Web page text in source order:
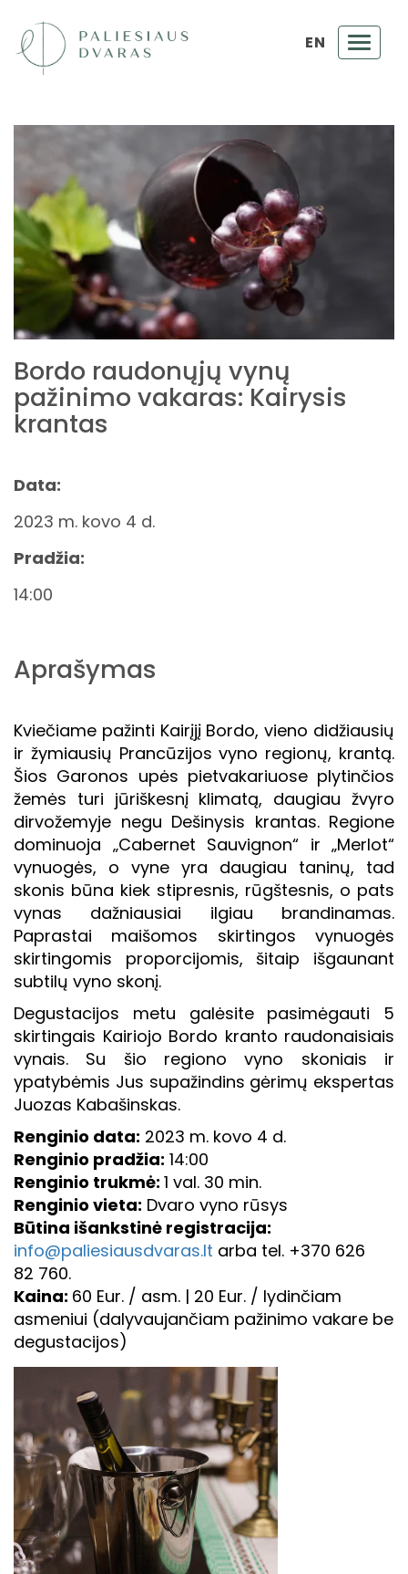
EN
Bordo raudonųjų vynų
pažinimo vakaras: Kairysis
krantas
Data:
2023 m. kovo 4 d.
Pradžia:
14:00
Aprašymas
Kviečiame pažinti Kairįjį Bordo, vieno didžiausių
ir žymiausių Prancūzijos vyno regionų, krantą.
Šios Garonos upės pietvakariuose plytinčios
žemės turi jūriškesnį klimatą, daugiau žvyro
dirvožemyje negu Dešinysis krantas. Regione
dominuoja „Cabernet Sauvignon“ ir „Merlot“
vynuogės, o vyne yra daugiau taninų, tad
skonis būna kiek stipresnis, rūgštesnis, o pats
vynas dažniausiai ilgiau brandinamas.
Paprastai maišomos skirtingos vynuogės
skirtingomis proporcijomis, šitaip išgaunant
subtilų vyno skonį.
Degustacijos metu galėsite pasimėgauti 5
skirtingais Kairiojo Bordo kranto raudonaisiais
vynais. Su šio regiono vyno skoniais ir
ypatybėmis Jus supažindins gėrimų ekspertas
Juozas Kabašinskas.
Renginio data: 2023 m. kovo 4 d.
Renginio pradžia: 14:00
Renginio trukmė: 1 val. 30 min.
Renginio vieta: Dvaro vyno rūsys
Būtina išankstinė registracija:
info@paliesiausdvaras.lt arba tel. +370 626
82 760.
Kaina: 60 Eur. / asm. | 20 Eur. / lydinčiam
asmeniui (dalyvaujančiam pažinimo vakare be
degustacijos)